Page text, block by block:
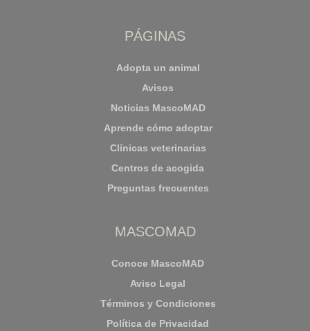
PÁGINAS
Adopta un animal
Avisos
Noticias MascoMAD
Aprende cómo adoptar
Clínicas veterinarias
Centros de acogida
Preguntas frecuentes
MASCOMAD
Conoce MascoMAD
Aviso Legal
Términos y Condiciones
Política de Privacidad